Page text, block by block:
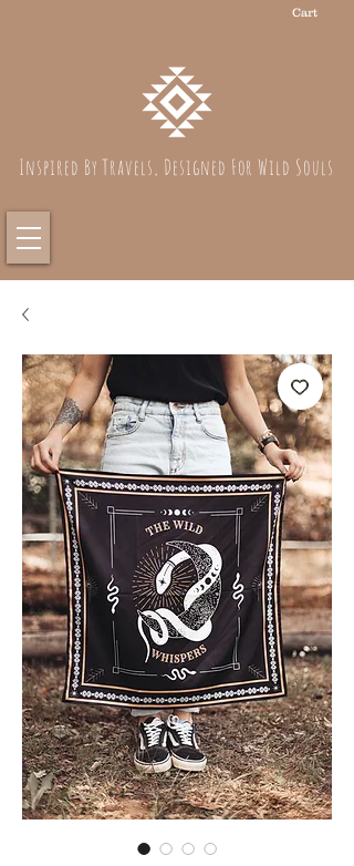
Cart
Inspired By Travels, Designed For Wild Souls